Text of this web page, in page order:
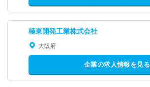
極東開発工業株式会社
大阪府
企業の求人情報を見る